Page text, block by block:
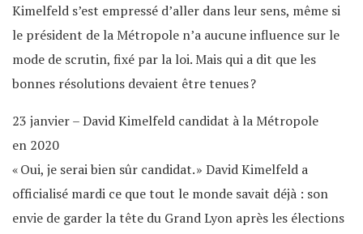
Kimelfeld s’est empressé d’aller dans leur sens, même si
le président de la Métropole n’a aucune influence sur le
mode de scrutin, fixé par la loi. Mais qui a dit que les
bonnes résolutions devaient être tenues ?
23 janvier – David Kimelfeld candidat à la Métropole
en 2020
« Oui, je serai bien sûr candidat. » David Kimelfeld a
officialisé mardi ce que tout le monde savait déjà : son
envie de garder la tête du Grand Lyon après les élections